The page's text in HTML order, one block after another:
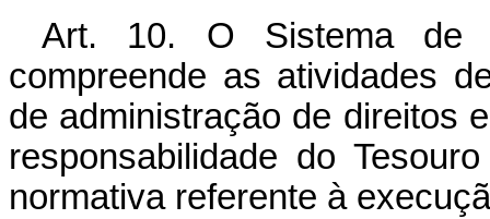
Art. 10. O Sistema de
compreende as atividades
de administração de direitos
responsabilidade do
normativa referente à